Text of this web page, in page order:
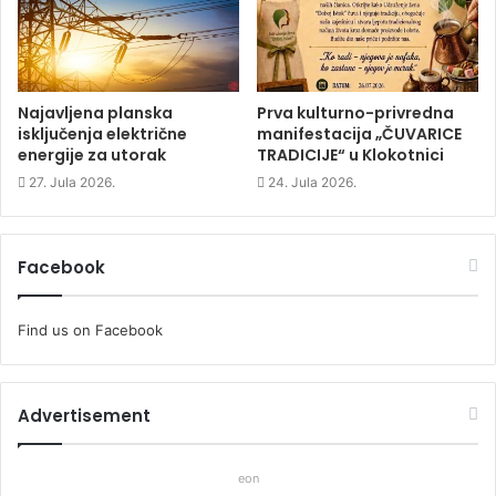
o
w
)
w
)
o
w
)
Najavljena planska
isključenja električne
energije za utorak
27. Jula 2026.
Prva kulturno-privredna
manifestacija „ČUVARICE
TRADICIJE“ u Klokotnici
24. Jula 2026.
Facebook
Find us on Facebook
Advertisement
eon